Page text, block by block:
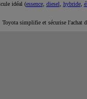
idéal (essence, diesel hybride,
Toyota simplifie et sécurise l'achat